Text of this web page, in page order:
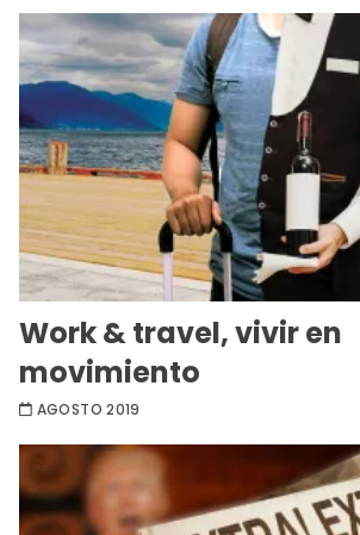
Work & travel, vivir en
movimiento
AGOSTO 2019